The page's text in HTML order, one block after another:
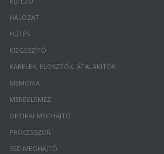
HÁLÓZAT
HŰTÉS
KIEGÉSZÍTŐ
KÁBELEK, ELOSZTÓK, ÁTALAKÍTÓK
MEMÓRIA
MEREVLEMEZ
OPTIKAI MEGHAJTÓ
PROCESSZOR
SSD MEGHAJTÓ